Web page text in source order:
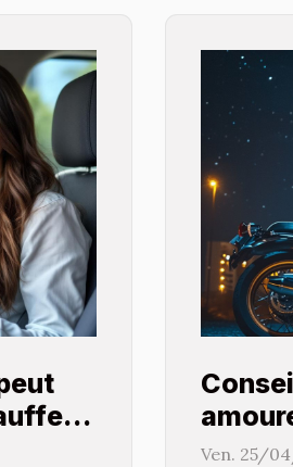
Ven. 25/